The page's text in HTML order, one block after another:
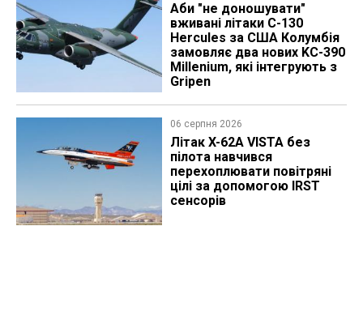
Аби "не доношувати"
вживані літаки C-130
Hercules за США Колумбія
замовляє два нових KC-390
Millenium, які інтегрують з
Gripen
06 серпня 2026
Літак X-62A VISTA без
пілота навчився
перехоплювати повітряні
цілі за допомогою IRST
сенсорів